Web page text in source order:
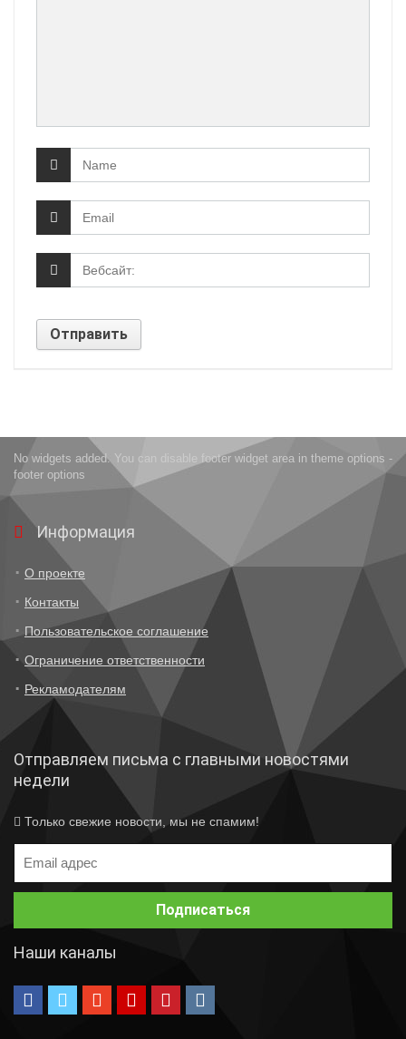
No widgets added. You can disable footer widget area in theme options -
footer options
Информация
О проекте
Контакты
Пользовательское соглашение
Ограничение ответственности
Рекламодателям
Отправляем письма с главными новостями
недели
Только свежие новости, мы не спамим!
Наши каналы